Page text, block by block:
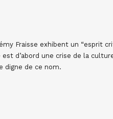
Fraisse exhibent un “esprit
d’abord une crise de la
digne de ce nom.